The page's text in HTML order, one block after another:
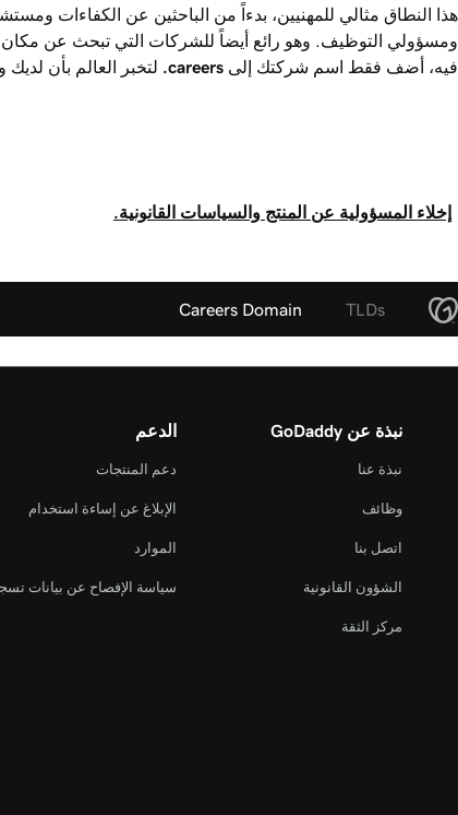
هذا النطاق مثالي للمهنيين، بدءاً من الباحثين عن الكفاءات
ومسؤولي التوظيف. وهو رائع أيضاً للشركات التي تبحث عن مكان
فيه، أضف فقط اسم شركتك إلى .careers لتخبر العالم بأن
إخلاء المسؤولية عن المنتج والسياسات القانونية.
TLDs
Careers Domain
نبذة عن GoDaddy
نبذة عنا
وظائف
اتصل بنا
الشؤون القانونية
مركز الثقة
الدعم
دعم المنتجات
الإبلاغ عن إساءة استخدام
الموارد
سياسة الإفصاح عن بيانات